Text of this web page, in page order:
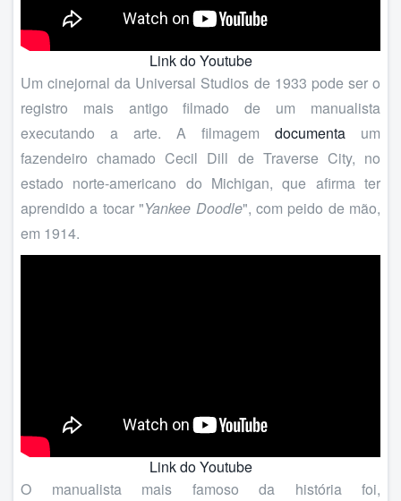
Link do Youtube
Um cinejornal da Universal Studios de 1933 pode ser o
registro mais antigo filmado de um manualista
executando a arte. A filmagem documenta um
fazendeiro chamado Cecil Dill de Traverse City, no
estado norte-americano do Michigan, que afirma ter
aprendido a tocar "Yankee Doodle", com peido de mão,
em 1914.
Link do Youtube
O manualista mais famoso da história foi,